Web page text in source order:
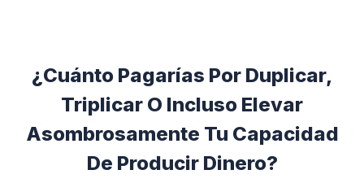
¿Cuánto Pagarías Por Duplicar,
Triplicar O Incluso Elevar
Asombrosamente Tu Capacidad
De Producir Dinero?